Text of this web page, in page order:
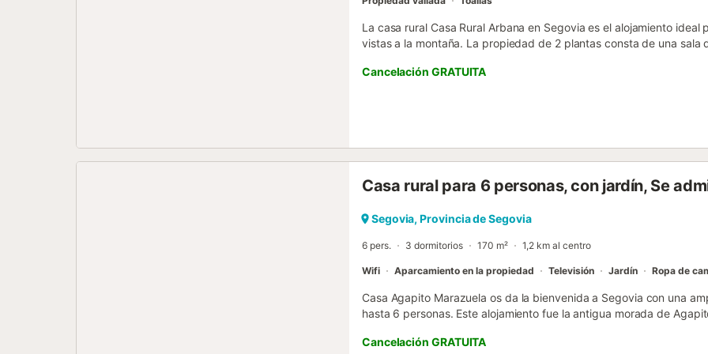
La casa rural Casa Rural Arbana en Segovia es el alojamiento
vistas a la montaña. La propiedad de 2 plantas consta de una sala
de trabajo dedicado para la oficina en casa, una smart TV con
como libros y juguetes para niños. También hay una cuna y una
ofrece: aire acondicionado. Esta encantadora casa rural ofrece
libre, como piscina privada, jardín, 2 terrazas descubiertas,
y parque infantil. Perfecto para una escapada de vacaciones
es conveniente para visitar el Embalse de Puente Alta y El Soto, y
bienvenidas. Para reservas de 9 personas, se proporcionará una
Cancelación GRATUITA
Casa rural para 6 personas, con jardín, Se
Segovia, Provincia de Segovia
6 pers. 3 dormitorios 170 m² 1,2 km al centro
Wifi Aparcamiento en la propiedad Televisión Jardín Ropa de
Casa Agapito Marazuela os da la bienvenida a Segovia con una
hasta 6 personas. Este alojamiento fue la antigua morada de
antiguos, refleja su legado cultural. Disfrutad de 3 dormitorios
Cancelación GRATUITA